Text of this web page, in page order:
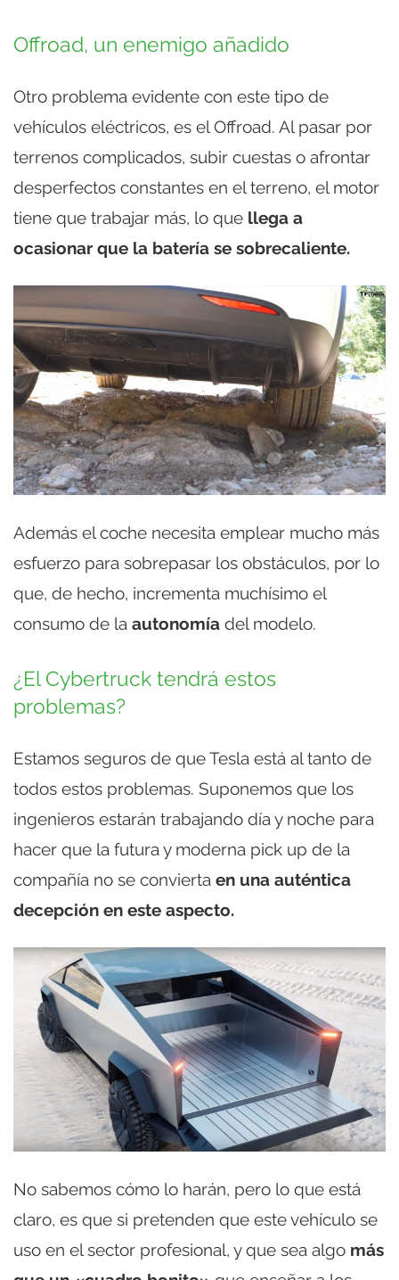
Offroad, un enemigo añadido
Otro problema evidente con este tipo de
vehículos eléctricos, es el Offroad. Al pasar por
terrenos complicados, subir cuestas o afrontar
desperfectos constantes en el terreno, el motor
tiene que trabajar más, lo que llega a
ocasionar que la batería se sobrecaliente.
Además el coche necesita emplear mucho más
esfuerzo para sobrepasar los obstáculos, por lo
que, de hecho, incrementa muchísimo el
consumo de la autonomía del modelo.
¿El Cybertruck tendrá estos
problemas?
Estamos seguros de que Tesla está al tanto de
todos estos problemas. Suponemos que los
ingenieros estarán trabajando día y noche para
hacer que la futura y moderna pick up de la
compañía no se convierta en una auténtica
decepción en este aspecto.
No sabemos cómo lo harán, pero lo que está
claro, es que si pretenden que este vehículo se
uso en el sector profesional, y que sea algo más